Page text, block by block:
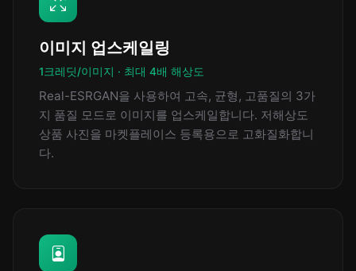
이미지 업스케일링
1크레딧/이미지 · 최대 4배 해상도
Real-ESRGAN을 사용하여 고속, 균형, 고품질의 3가
지 품질 모드로 이미지를 업스케일합니다. 저해상도
상품 사진을 마켓플레이스 등록용으로 고화질화합니
다.